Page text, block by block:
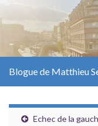
Blogue de Matthieu
Echec de la